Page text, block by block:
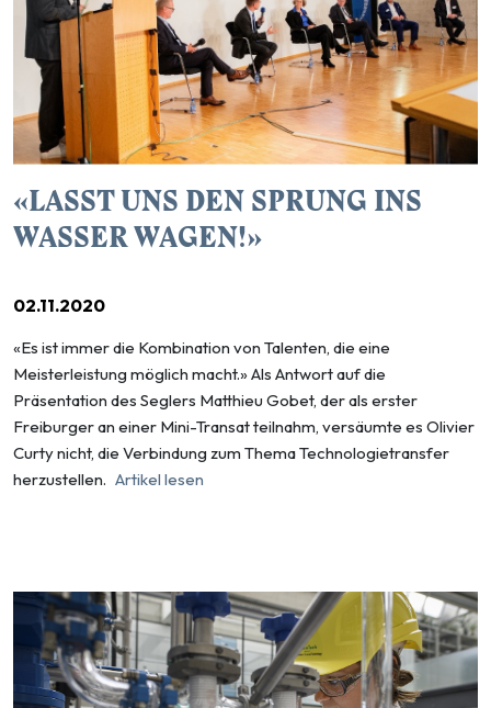
«LASST UNS DEN SPRUNG INS
WASSER WAGEN!»
02.11.2020
«Es ist immer die Kombination von Talenten, die eine
Meisterleistung möglich macht.» Als Antwort auf die
Präsentation des Seglers Matthieu Gobet, der als erster
Freiburger an einer Mini-Transat teilnahm, versäumte es Olivier
Curty nicht, die Verbindung zum Thema Technologietransfer
herzu­stellen. Artikel lesen